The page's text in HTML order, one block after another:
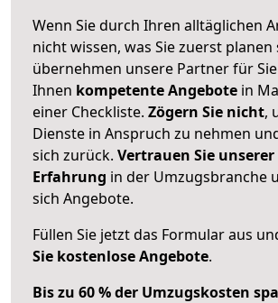
Wenn Sie durch Ihren alltäglichen
nicht wissen, was Sie zuerst planen
übernehmen unsere Partner für
Ihnen kompetente Angebote in
einer Checkliste. Zögern Sie nicht,
Dienste in Anspruch zu nehmen
sich zurück. Vertrauen Sie unserer
Erfahrung in der Umzugsbranche
sich Angebote.
Füllen Sie jetzt das Formular aus
Sie kostenlose Angebote.
Bis zu 60 % der Umzugskosten